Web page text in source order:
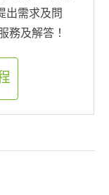
出需求及問
務及解答！